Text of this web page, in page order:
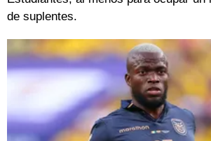
de suplentes.